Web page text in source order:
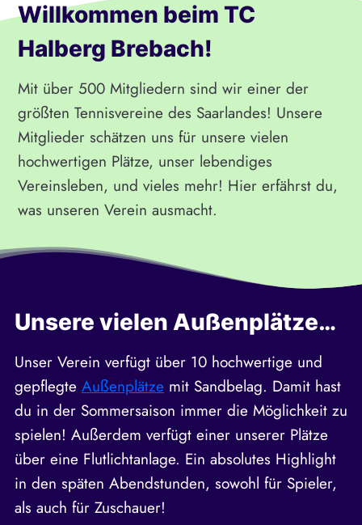
Willkommen beim TC
Halberg Brebach!
Mit über 500 Mitgliedern sind wir einer der
größten Tennisvereine des Saarlandes! Unsere
Mitglieder schätzen uns für unsere vielen
hochwertigen Plätze, unser lebendiges
Vereinsleben, und vieles mehr! Hier erfährst du,
was unseren Verein ausmacht.
Unsere vielen Außenplätze…
Unser Verein verfügt über 10 hochwertige und
gepflegte Außenplätze mit Sandbelag. Damit hast
du in der Sommersaison immer die Möglichkeit zu
spielen! Außerdem verfügt einer unserer Plätze
über eine Flutlichtanlage. Ein absolutes Highlight
in den späten Abendstunden, sowohl für Spieler,
als auch für Zuschauer!